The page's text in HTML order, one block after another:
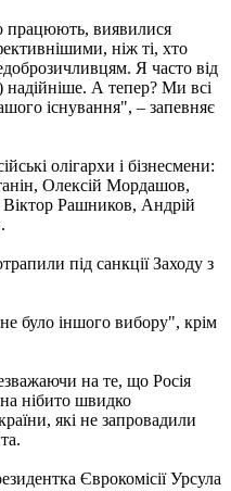
працюють, виявилися
ніж ті, хто
Я часто від
надійніше. А тепер? Ми всі
існування", – запевняє
олігархи і бізнесмени:
Олексій Мордашов,
Рашников, Андрій
під санкції Заходу з
було іншого вибору", крім
на те, що Росія
нібито швидко
які не запровадили
Єврокомісії Урсула